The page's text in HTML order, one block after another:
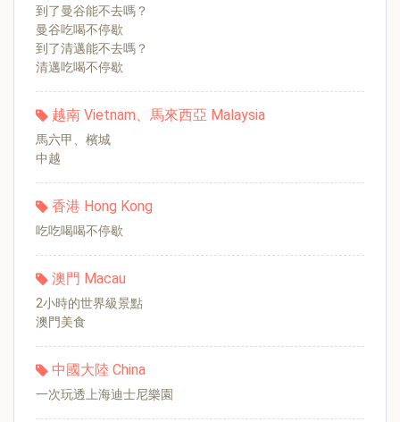
到了曼谷能不去嗎？
曼谷吃喝不停歇
到了清邁能不去嗎？
清邁吃喝不停歇
越南 Vietnam、馬來西亞 Malaysia
馬六甲、檳城
中越
香港 Hong Kong
吃吃喝喝不停歇
澳門 Macau
2小時的世界級景點
澳門美食
中國大陸 China
一次玩透上海迪士尼樂園